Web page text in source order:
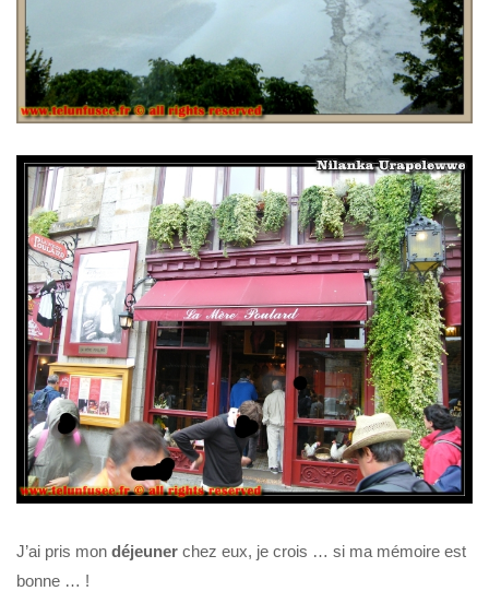
J’ai pris mon déjeuner chez eux, je crois … si ma mémoire est
bonne … !